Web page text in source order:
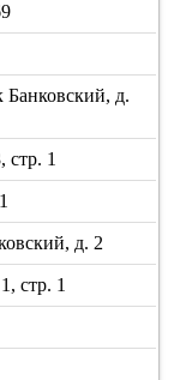
д.
стр. 1
д. 2
стр. 1